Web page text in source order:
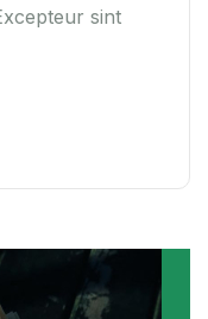
sint